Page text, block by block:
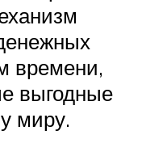
времени,
выгодные
миру.